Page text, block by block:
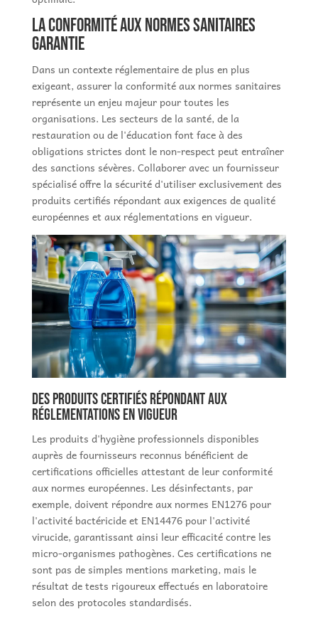
La conformité aux normes sanitaires
garantie
Dans un contexte réglementaire de plus en plus
exigeant, assurer la conformité aux normes sanitaires
représente un enjeu majeur pour toutes les
organisations. Les secteurs de la santé, de la
restauration ou de l'éducation font face à des
obligations strictes dont le non-respect peut entraîner
des sanctions sévères. Collaborer avec un fournisseur
spécialisé offre la sécurité d'utiliser exclusivement des
produits certifiés répondant aux exigences de qualité
européennes et aux réglementations en vigueur.
Des produits certifiés répondant aux
réglementations en vigueur
Les produits d'hygiène professionnels disponibles
auprès de fournisseurs reconnus bénéficient de
certifications officielles attestant de leur conformité
aux normes européennes. Les désinfectants, par
exemple, doivent répondre aux normes EN1276 pour
l'activité bactéricide et EN14476 pour l'activité
virucide, garantissant ainsi leur efficacité contre les
micro-organismes pathogènes. Ces certifications ne
sont pas de simples mentions marketing, mais le
résultat de tests rigoureux effectués en laboratoire
selon des protocoles standardisés.